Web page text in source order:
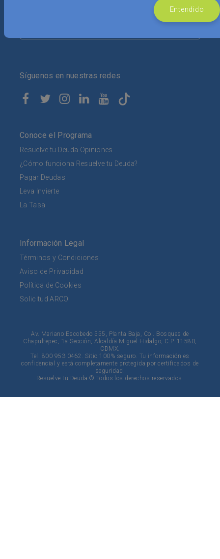
Síguenos en nuestras redes
Conoce el Programa
Resuelve tu Deuda Opiniones
¿Cómo funciona Resuelve tu Deuda?
Pagar Deudas
Leva Invierte
La Tasa
Información Legal
Términos y Condiciones
Aviso de Privacidad
Política de Cookies
Solicitud ARCO
Av. Mariano Escobedo 555, Planta Baja, Col. Bosques de
Chapultepec, 1a Sección, Alcaldía Miguel Hidalgo, C.P. 11580,
CDMX.
Tel. 800 953 0462. Sitio 100% seguro. Tu información es
confidencial y está completamente protegida por certificados de
seguridad.
Resuelve tu Deuda ® Todos los derechos reservados.
Entendido